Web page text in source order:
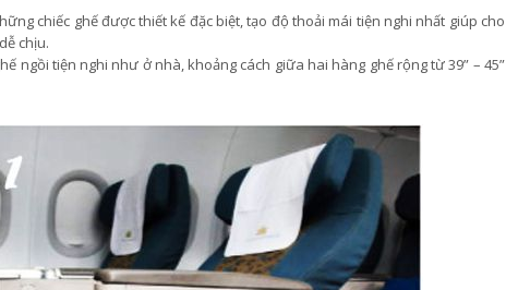
chiếc ghế được thiết kế đặc biệt, tạo độ thoải mái tiện nghi nhất giúp cho
chịu.
ngồi tiện nghi như ở nhà, khoảng cách giữa hai hàng ghế rộng từ 39” – 45”